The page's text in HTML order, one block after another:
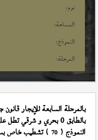
نوم:
المساحة:
النموذج:
المرحلة:
بالمرحلة السابعة للإيجار قانون
النموذج (70 ) تشطيب خاص بسعر